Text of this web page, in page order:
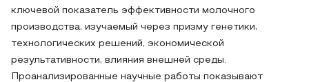
ключевой показатель эффективности молочного
производства, изучаемый через призму генетики,
технологических решений, экономической
результативности, влияния внешней среды.
Проанализированные научные работы показывают